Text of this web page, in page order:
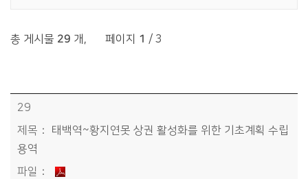
총 게시물 29 개 , 페이지 1 / 3
정보공개 > 재정정보공개 > 정책연구용역 결과 목록 - 번호, 제목, 파일, 작성자, 조회수, 작성일정보 제공
29
태백역~황지연못 상권 활성화를 위한 기초계획 수립
용역